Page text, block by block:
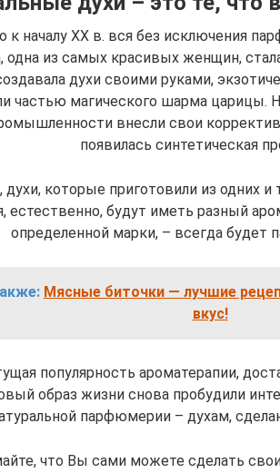
к началу XX в. вся без исключения
одна из самых красивых женщин,
духи своими руками,
частью магического шарма царицы.
внесли свои
появилась синтетическая
духи, которые приготовили из одних
естественно, будут иметь разный
определенной марки, – всегда будет
Мясные биточки — лучшие
вкус!
популярность ароматерапии,
образ жизни снова пробудили
парфюмерии – духам,
что Вы сами можете сделать